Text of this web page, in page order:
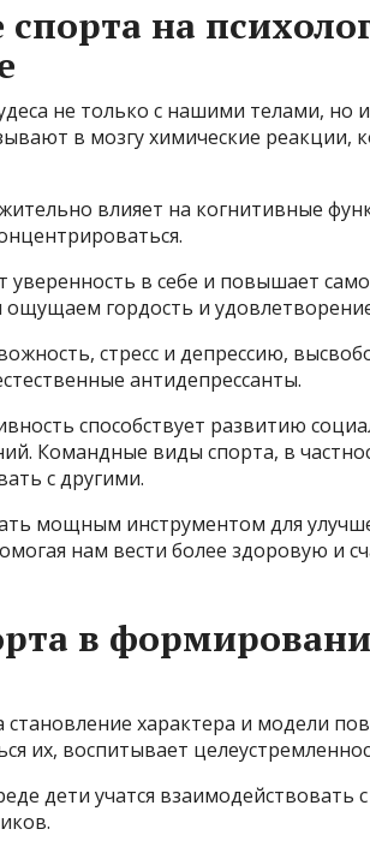
на
не только с нашими телами, но
в мозгу химические реакции,
влияет на когнитивные
уверенность в себе и повышает
ощущаем гордость и
стресс и депрессию,
антидепрессанты.
способствует развитию
Командные виды спорта, в
с другими.
мощным инструментом для
нам вести более здоровую и
в
становление характера и модели
их, воспитывает
дети учатся взаимодействовать